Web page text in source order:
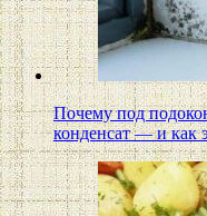
Почему под
конденсат — и как